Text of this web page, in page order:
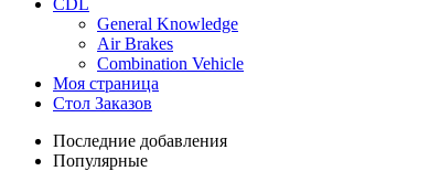
CDL
General Knowledge
Air Brakes
Combination Vehicle
Моя страница
Стол Заказов
Последние добавления
Популярные